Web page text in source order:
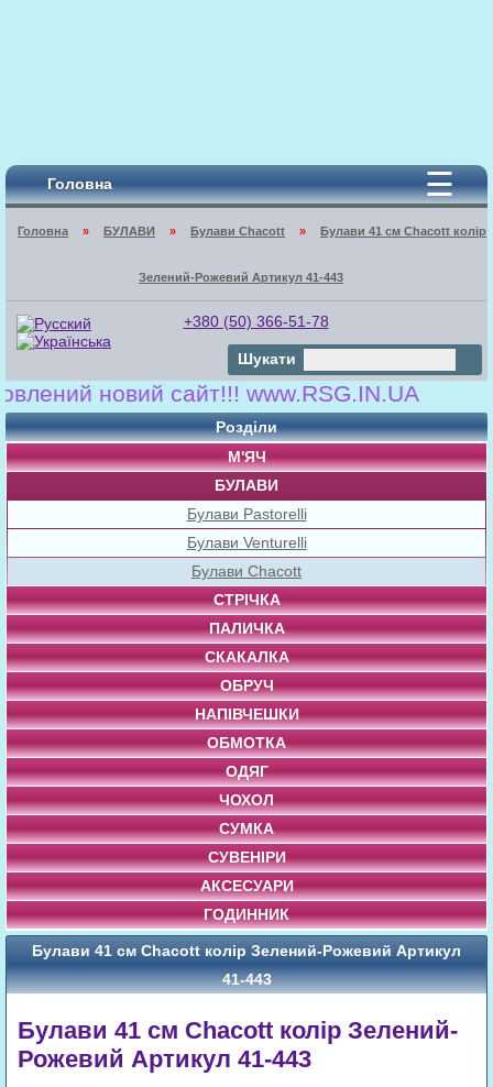
Головна ☰
Головна » БУЛАВИ » Булави Chacott » Булави 41 cм Chacott колір
Зелений-Рожевий Артикул 41-443
+380 (50) 366-51-78
Шукати
новий сайт!!! www.RSG.IN.UA
Розділи
М'ЯЧ
БУЛАВИ
Булави Pastorelli
Булави Venturelli
Булави Chacott
СТРІЧКА
ПАЛИЧКА
СКАКАЛКА
ОБРУЧ
НАПІВЧЕШКИ
ОБМОТКА
ОДЯГ
ЧОХОЛ
СУМКА
СУВЕНІРИ
АКСЕСУАРИ
ГОДИННИК
Булави 41 cм Chacott колір Зелений-Рожевий Артикул
41-443
Булави 41 cм Chacott колір Зелений-
Рожевий Артикул 41-443